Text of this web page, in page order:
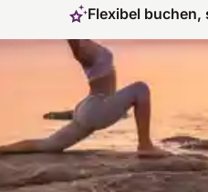
Flexibel buchen,
Entspannung auf der
Kristallblaues Wasser,
Bergwelten - wer sich für
erwartet ein mediterranes